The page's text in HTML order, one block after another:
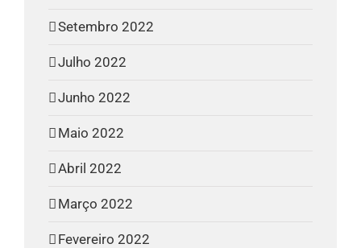
Setembro 2022
Julho 2022
Junho 2022
Maio 2022
Abril 2022
Março 2022
Fevereiro 2022